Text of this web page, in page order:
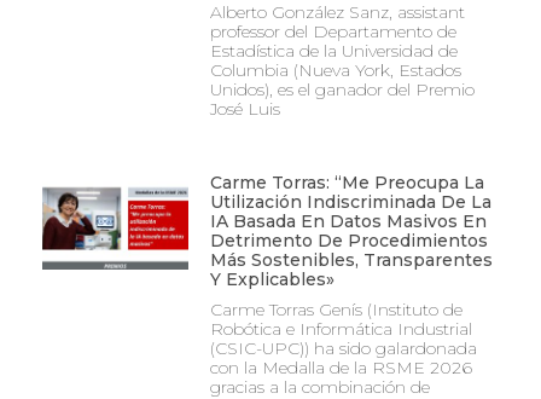
Alberto González Sanz, assistant
professor del Departamento de
Estadística de la Universidad de
Columbia (Nueva York, Estados
Unidos), es el ganador del Premio
José Luis
Carme Torras: “Me Preocupa La
Utilización Indiscriminada De La
IA Basada En Datos Masivos En
Detrimento De Procedimientos
Más Sostenibles, Transparentes
Y Explicables»
Carme Torras Genís (Instituto de
Robótica e Informática Industrial
(CSIC-UPC)) ha sido galardonada
con la Medalla de la RSME 2026
gracias a la combinación de